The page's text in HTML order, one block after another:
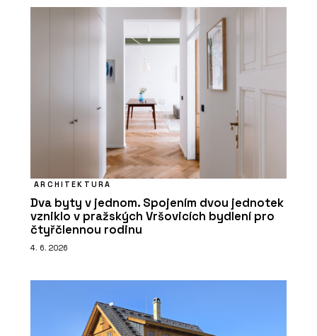
ARCHITEKTURA
Dva byty v jednom. Spojením dvou jednotek
vzniklo v pražských Vršovicích bydlení pro
čtyřčlennou rodinu
4. 6. 2026